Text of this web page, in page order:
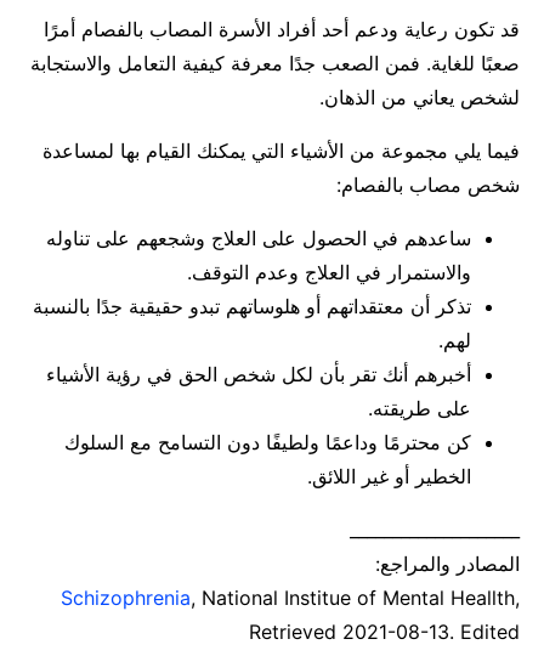
قد تكون رعاية ودعم أحد أفراد الأسرة المصاب بالفصام أمرًا
صعبًا للغاية. فمن الصعب جدًا معرفة كيفية التعامل والاستجابة
لشخص يعاني من الذهان.
فيما يلي مجموعة من الأشياء التي يمكنك القيام بها لمساعدة
شخص مصاب بالفصام:
ساعدهم في الحصول على العلاج وشجعهم على تناوله
والاستمرار في العلاج وعدم التوقف.
تذكر أن معتقداتهم أو هلوساتهم تبدو حقيقية جدًا بالنسبة
لهم.
أخبرهم أنك تقر بأن لكل شخص الحق في رؤية الأشياء
على طريقته.
كن محترمًا وداعمًا ولطيفًا دون التسامح مع السلوك
الخطير أو غير اللائق.
المصادر والمراجع:
Schizophrenia, National Institue of Mental Heallth,
Retrieved 2021-08-13. Edited